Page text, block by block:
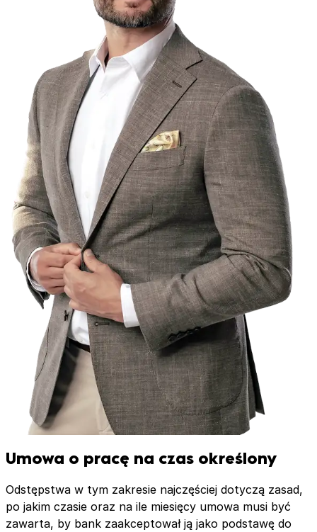
Umowa o pracę na czas określony
Odstępstwa w tym zakresie najczęściej dotyczą zasad,
po jakim czasie oraz na ile miesięcy umowa musi być
zawarta, by bank zaakceptował ją jako podstawę do